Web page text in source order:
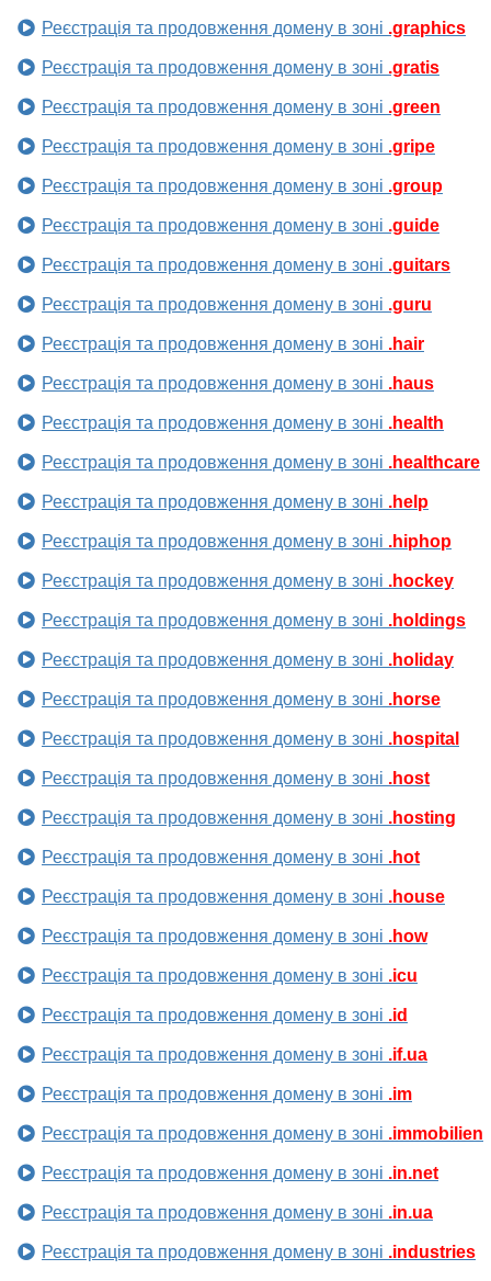
Реєстрація та продовження домену в зоні .graphics
Реєстрація та продовження домену в зоні .gratis
Реєстрація та продовження домену в зоні .green
Реєстрація та продовження домену в зоні .gripe
Реєстрація та продовження домену в зоні .group
Реєстрація та продовження домену в зоні .guide
Реєстрація та продовження домену в зоні .guitars
Реєстрація та продовження домену в зоні .guru
Реєстрація та продовження домену в зоні .hair
Реєстрація та продовження домену в зоні .haus
Реєстрація та продовження домену в зоні .health
Реєстрація та продовження домену в зоні .healthcare
Реєстрація та продовження домену в зоні .help
Реєстрація та продовження домену в зоні .hiphop
Реєстрація та продовження домену в зоні .hockey
Реєстрація та продовження домену в зоні .holdings
Реєстрація та продовження домену в зоні .holiday
Реєстрація та продовження домену в зоні .horse
Реєстрація та продовження домену в зоні .hospital
Реєстрація та продовження домену в зоні .host
Реєстрація та продовження домену в зоні .hosting
Реєстрація та продовження домену в зоні .hot
Реєстрація та продовження домену в зоні .house
Реєстрація та продовження домену в зоні .how
Реєстрація та продовження домену в зоні .icu
Реєстрація та продовження домену в зоні .id
Реєстрація та продовження домену в зоні .if.ua
Реєстрація та продовження домену в зоні .im
Реєстрація та продовження домену в зоні .immobilien
Реєстрація та продовження домену в зоні .in.net
Реєстрація та продовження домену в зоні .in.ua
Реєстрація та продовження домену в зоні .industries